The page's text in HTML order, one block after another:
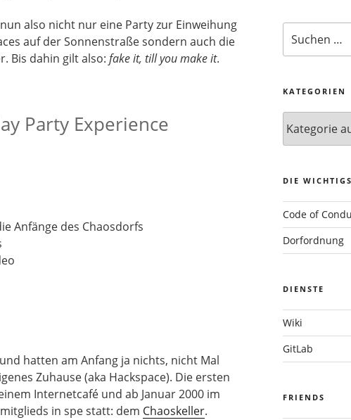
also nicht nur eine Party zur Einweihung
auf der Sonnenstraße sondern auch die
Bis dahin gilt also: fake it, till you make it.
Party Experience
Anfänge des Chaosdorfs
hatten am Anfang ja nichts, nicht Mal
Zuhause (aka Hackspace). Die ersten
Internetcafé und ab Januar 2000 im
in spe statt: dem Chaoskeller.
nach:
KATEGORIEN
DIE
Code of
Dorfordnung
DIENSTE
Wiki
GitLab
FRIENDS